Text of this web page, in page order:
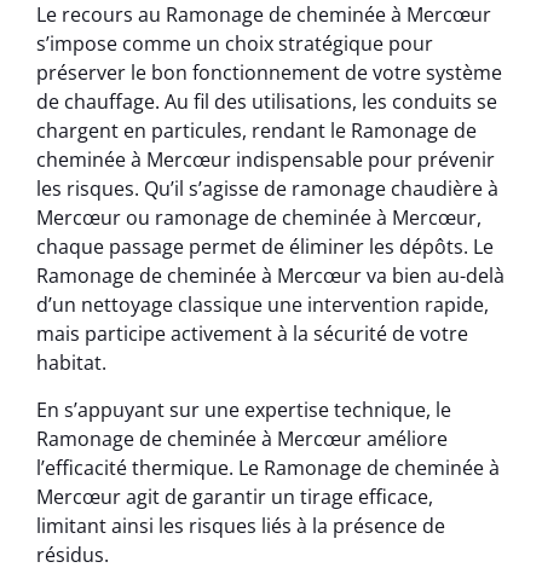
Le recours au Ramonage de cheminée à Mercœur
s’impose comme un choix stratégique pour
préserver le bon fonctionnement de votre système
de chauffage. Au fil des utilisations, les conduits se
chargent en particules, rendant le Ramonage de
cheminée à Mercœur indispensable pour prévenir
les risques. Qu’il s’agisse de ramonage chaudière à
Mercœur ou ramonage de cheminée à Mercœur,
chaque passage permet de éliminer les dépôts. Le
Ramonage de cheminée à Mercœur va bien au-delà
d’un nettoyage classique une intervention rapide,
mais participe activement à la sécurité de votre
habitat.
En s’appuyant sur une expertise technique, le
Ramonage de cheminée à Mercœur améliore
l’efficacité thermique. Le Ramonage de cheminée à
Mercœur agit de garantir un tirage efficace,
limitant ainsi les risques liés à la présence de
résidus.